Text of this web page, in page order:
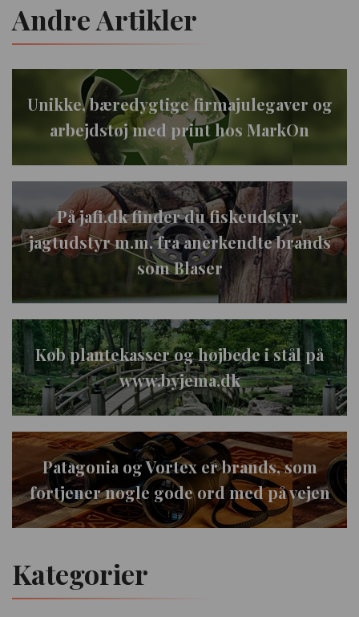
Andre Artikler
Unikke, bæredygtige firmajulegaver og
arbejdstøj med print hos MarkOn
På jafi.dk finder du fiskeudstyr,
jagtudstyr m.m. fra anerkendte brands
som Blaser
Køb plantekasser og højbede i stål på
www.byjema.dk
Patagonia og Vortex er brands, som
fortjener nogle gode ord med på vejen
Kategorier